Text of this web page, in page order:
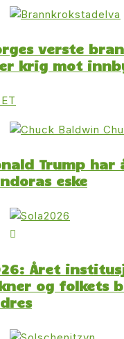
verste
krig mot
Trump har
eske
Året
og folkets